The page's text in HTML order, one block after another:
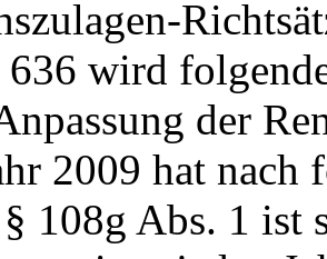
636 wird
der
2009 hat nach
Abs. 1 ist so